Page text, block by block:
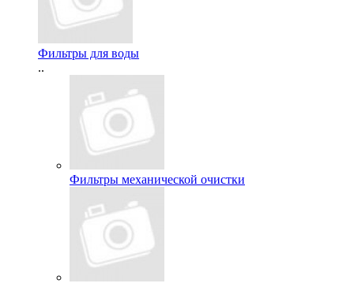
Фильтры для воды
..
Фильтры механической очистки